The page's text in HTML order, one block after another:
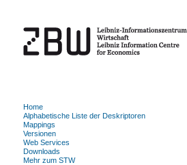
Home
Alphabetische Liste der Deskriptoren
Mappings
Versionen
Web Services
Downloads
Mehr zum STW